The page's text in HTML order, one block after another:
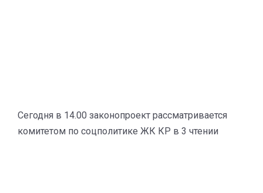
Сегодня в 14.00 законопроект рассматривается
комитетом по соцполитике ЖК КР в 3 чтении